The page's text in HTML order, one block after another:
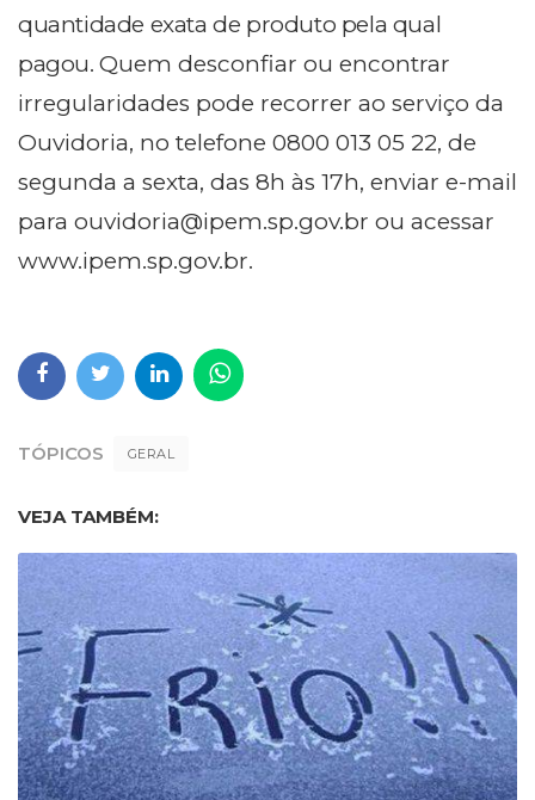
quantidade exata de produto pela qual
pagou.Quem desconfiar ou encontrar
irregularidades pode recorrer ao serviço da
Ouvidoria, no telefone 0800 013 05 22, de
segunda a sexta, das 8h às 17h, enviar e-mail
para ouvidoria@ipem.sp.gov.br ou acessar
www.ipem.sp.gov.br.
TÓPICOS GERAL
VEJA TAMBÉM: